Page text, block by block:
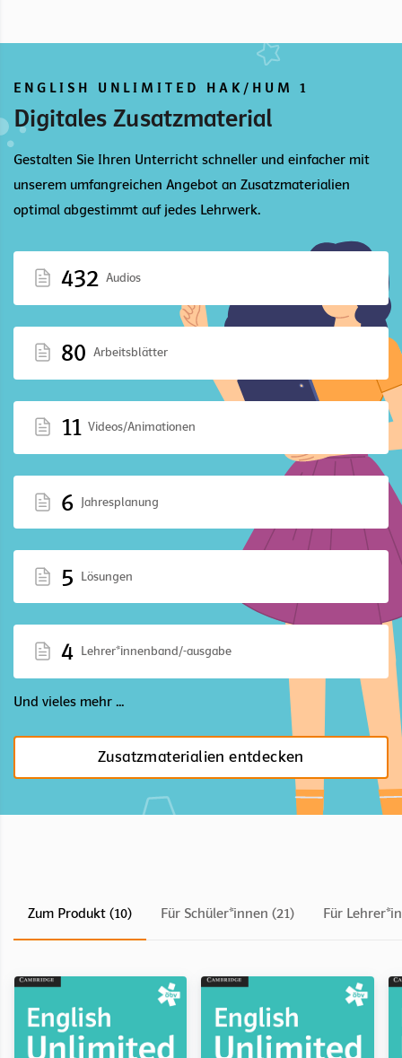
ENGLISH UNLIMITED HAK/HUM 1
Digitales Zusatzmaterial
Gestalten Sie Ihren Unterricht schneller und einfacher mit
unserem umfangreichen Angebot an Zusatzmaterialien
optimal abgestimmt auf jedes Lehrwerk.
432 Audios
80 Arbeitsblätter
11 Videos/Animationen
6 Jahresplanung
5 Lösungen
4 Lehrer*innenband/-ausgabe
Und vieles mehr ...
Zusatzmaterialien entdecken
Zum Produkt (10) Für Schüler*innen (21) Für